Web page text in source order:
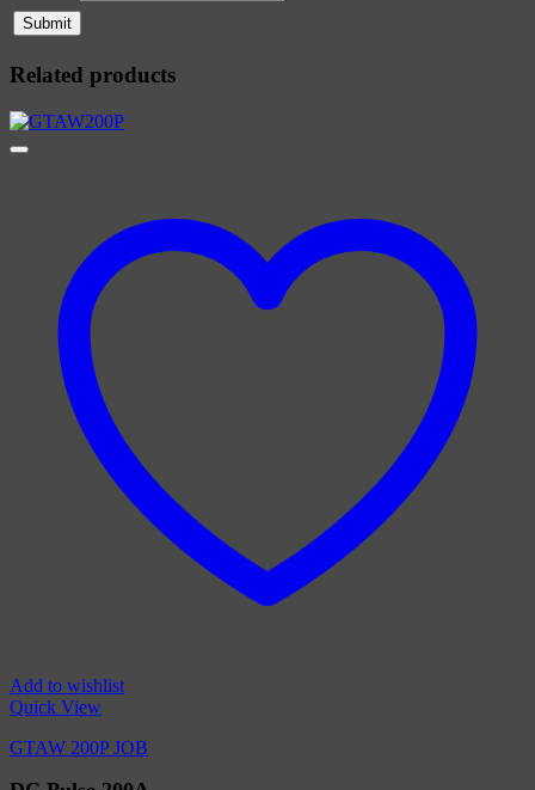
Related products
Add to wishlist
Quick View
GTAW 200P JOB